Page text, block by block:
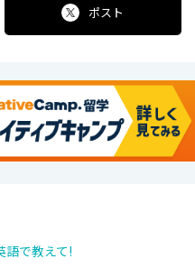
ポスト
語で教えて!